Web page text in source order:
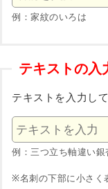
例：家紋のいろは
テキストの入
テキストを入力し
例：三つ立ち軸違い銀
※名刺の下部に小さく